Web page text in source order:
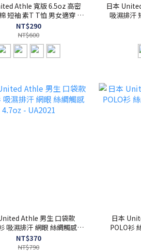
Athle 寬版 6.5oz 高密
短袖 素T T恤 男女適穿 -
UA1108
NT$290
NT$600
日本
吸濕排汗
Athle 男生 口袋款
吸濕排汗 網眼 絲綢觸感
4.7oz - UA2021
NT$370
NT$790
日本